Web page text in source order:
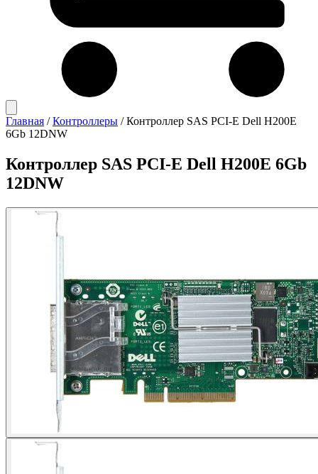
Главная / Контроллеры / Контроллер SAS PCI-E Dell H200E
6Gb 12DNW
Контроллер SAS PCI-E Dell H200E 6Gb
12DNW